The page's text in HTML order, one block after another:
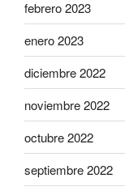
febrero 2023
enero 2023
diciembre 2022
noviembre 2022
octubre 2022
septiembre 2022